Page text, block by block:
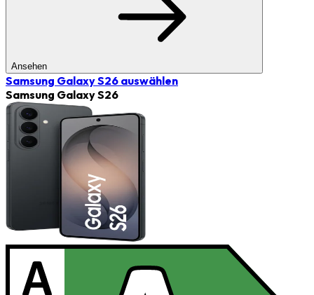
Ansehen
Samsung Galaxy S26 auswählen
Samsung Galaxy S26